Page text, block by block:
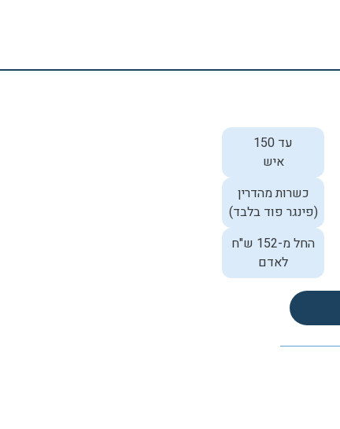
עד 150
איש
כשרות מהדרין
(פינגר פוד בלבד)
החל מ-152 ש"ח
לאדם